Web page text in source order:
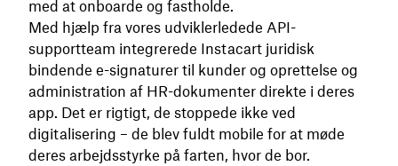
med at onboarde og fastholde.
Med hjælp fra vores udviklerledede API-
supportteam integrerede Instacart juridisk
bindende e-signaturer til kunder og oprettelse og
administration af HR-dokumenter direkte i deres
app. Det er rigtigt, de stoppede ikke ved
digitalisering – de blev fuldt mobile for at møde
deres arbejdsstyrke på farten, hvor de bor.